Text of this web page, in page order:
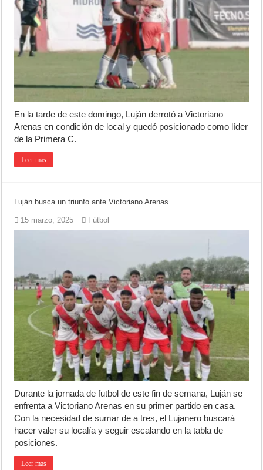
En la tarde de este domingo, Luján derrotó a Victoriano
Arenas en condición de local y quedó posicionado como líder
de la Primera C.
Leer mas
Luján busca un triunfo ante Victoriano Arenas
15 marzo, 2025 Fútbol
Durante la jornada de futbol de este fin de semana, Luján se
enfrenta a Victoriano Arenas en su primer partido en casa.
Con la necesidad de sumar de a tres, el Lujanero buscará
hacer valer su localía y seguir escalando en la tabla de
posiciones.
Leer mas